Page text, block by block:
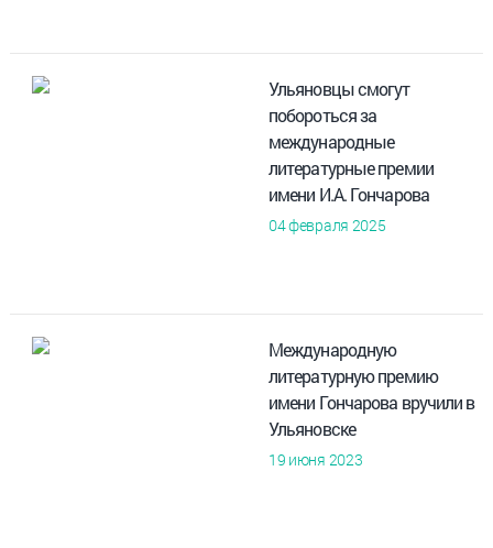
Ульяновцы смогут
побороться за
международные
литературные премии
имени И.А. Гончарова
04 февраля 2025
Международную
литературную премию
имени Гончарова вручили в
Ульяновске
19 июня 2023